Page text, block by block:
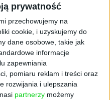
prywatność
przechowujemy na
cookie, i uzyskujemy do
dane osobowe, takie jak
informacje
zapewniania
pomiaru reklam i treści oraz
rozwijania i ulepszania
partnerzy możemy